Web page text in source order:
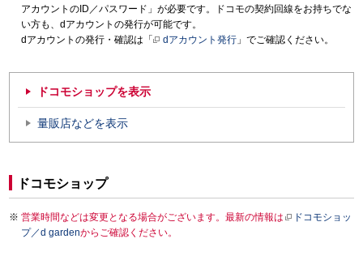
アカウントのID／パスワード」が必要です。ドコモの契約回線をお持ちでな
い方も、dアカウントの発行が可能です。
dアカウントの発行・確認は「
dアカウント発行 」でご確認ください。
ドコモショップを表示
量販店などを表示
ドコモショップ
営業時間などは変更となる場合がございます。最新の情報は
ドコモショッ
プ／d gardenからご確認ください。